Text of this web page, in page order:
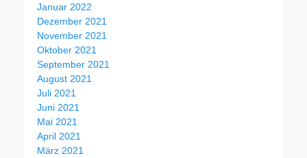
Januar 2022
Dezember 2021
November 2021
Oktober 2021
September 2021
August 2021
Juli 2021
Juni 2021
Mai 2021
April 2021
März 2021